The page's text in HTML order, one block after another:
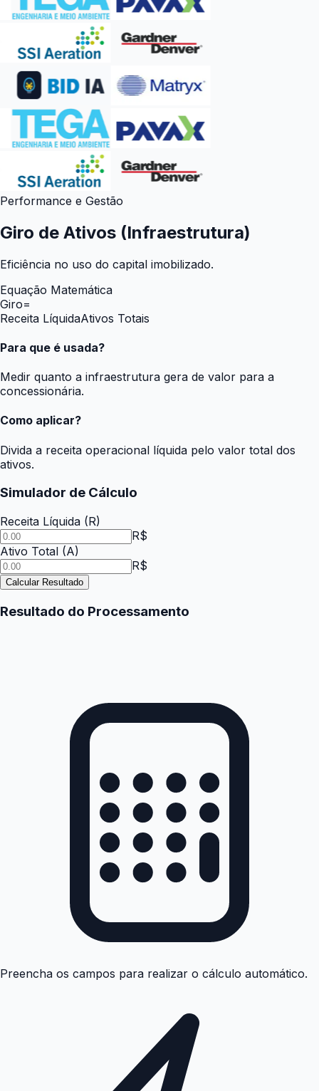
Performance e Gestão
Giro de Ativos (Infraestrutura)
Eficiência no uso do capital imobilizado.
Equação Matemática
Giro=
Receita LíquidaAtivos Totais
Para que é usada?
Medir quanto a infraestrutura gera de valor para a
concessionária.
Como aplicar?
Divida a receita operacional líquida pelo valor total dos
ativos.
Simulador de Cálculo
Receita Líquida (R)
R$
Ativo Total (A)
R$
Calcular Resultado
Resultado do Processamento
Preencha os campos para realizar o cálculo automático.